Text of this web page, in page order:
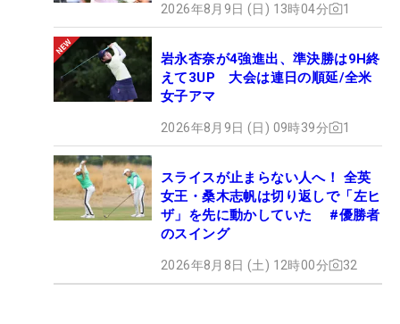
2026年8月9日 (日) 13時04分 1
岩永杏奈が4強進出、準決勝は9H終
えて3UP 大会は連日の順延/全米
女子アマ
2026年8月9日 (日) 09時39分 1
スライスが止まらない人へ！ 全英
女王・桑木志帆は切り返しで「左ヒ
ザ」を先に動かしていた #優勝者
のスイング
2026年8月8日 (土) 12時00分 32